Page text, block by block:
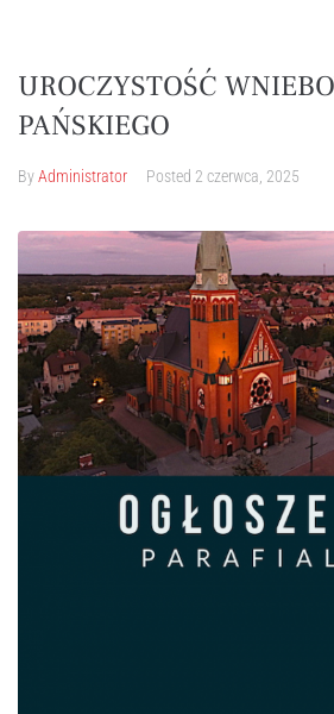
UROCZYSTOŚĆ
PAŃSKIEGO
ByAdministrator Posted 2 czerwca, 2025